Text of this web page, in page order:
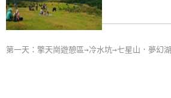
第一天：擎天崗遊憩區→冷水坑→七星山．夢幻湖